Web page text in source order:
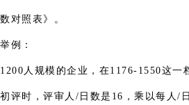
数对照表》。
举例：
1200人规模的企业，在1176-1550这一
初评时，评审人/日数是16，乘以每人/